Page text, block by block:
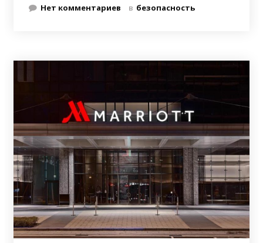
Нет комментариев в безопасность